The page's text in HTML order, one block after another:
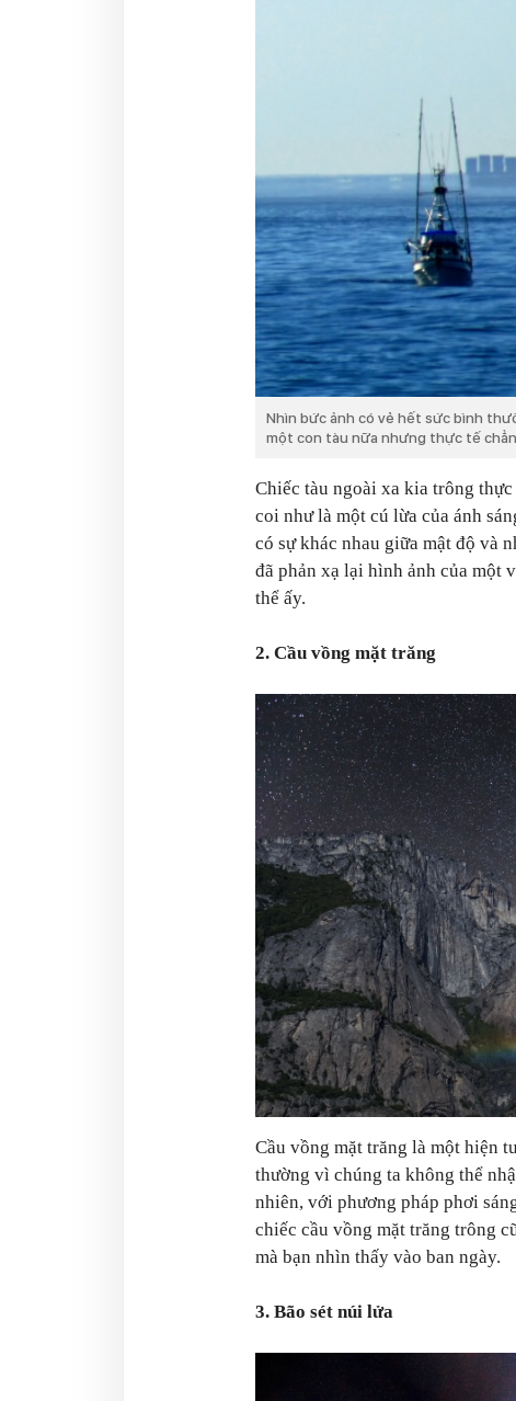
Nhìn bức ảnh có vẻ hết sức bình
một con tàu nữa nhưng thực tế
Chiếc tàu ngoài xa kia trông
coi như là một cú lừa của ánh
có sự khác nhau giữa mật độ và
đã phản xạ lại hình ảnh của một
thể ấy.
2. Cầu vồng mặt trăng
Cầu vồng mặt trăng là một hiện
thường vì chúng ta không thể
nhiên, với phương pháp phơi
chiếc cầu vồng mặt trăng trông
mà bạn nhìn thấy vào ban ngày.
3. Bão sét núi lửa